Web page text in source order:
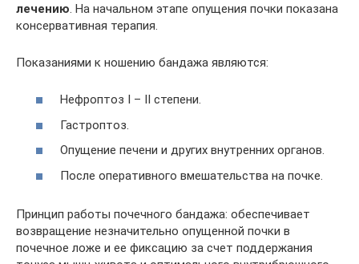
лечению . На начальном этапе опущения почки показана
консервативная терапия.
Показаниями к ношению бандажа являются:
Нефроптоз I – II степени.
Гастроптоз.
Опущение печени и других внутренних органов.
После оперативного вмешательства на почке.
Принцип работы почечного бандажа: обеспечивает
возвращение незначительно опущенной почки в
почечное ложе и ее фиксацию за счет поддержания